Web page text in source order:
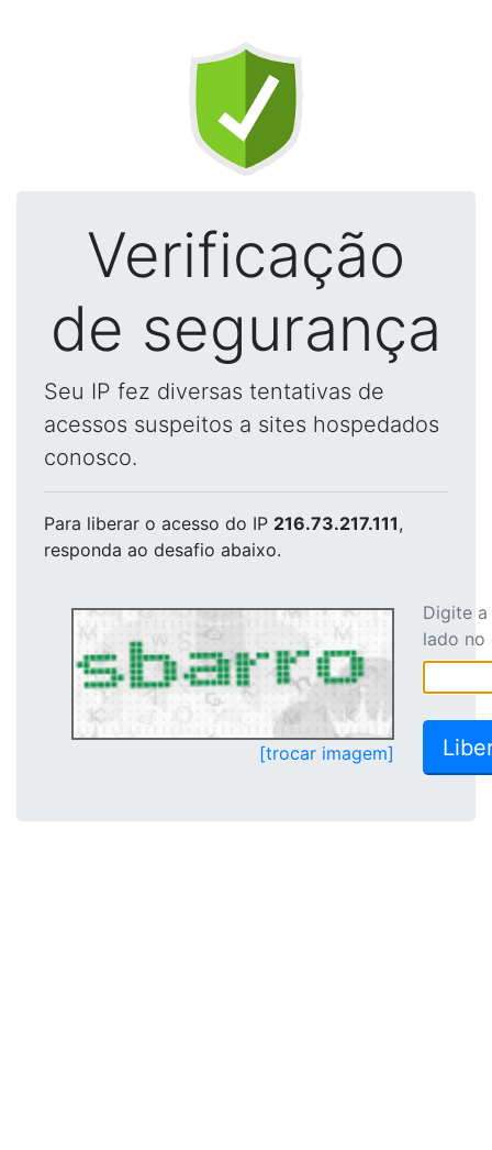
Verificação
de segurança
Seu IP fez diversas tentativas de
acessos suspeitos a sites hospedados
conosco.
Para liberar o acesso do IP 216.73.217.111,
responda ao desafio abaixo.
[trocar imagem]
Digite
lado no